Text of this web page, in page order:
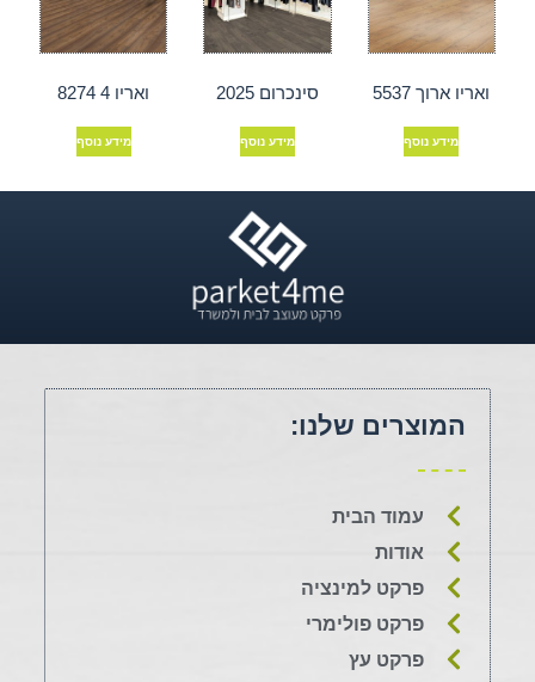
ואריו ארוך 5537
מידע נוסף
סינכרום 2025
מידע נוסף
ואריו 4 8274
מידע נוסף
המוצרים שלנו:
עמוד הבית
אודות
פרקט למינציה
פרקט פולימרי
פרקט עץ